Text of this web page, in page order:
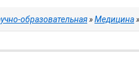
образовательная»Медицина